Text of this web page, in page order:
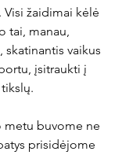
žaidimai kėlė
tai, manau,
skatinantis vaikus
įsitraukti į
metu buvome ne
prisidėjome